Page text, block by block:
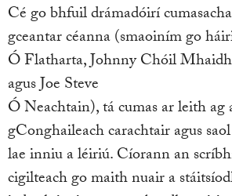
Cé go bhfuil drámadóirí
gceantar céanna (smaoiním go
Ó Flatharta, Johnny Chóil
agus Joe Steve
Ó Neachtain), tá cumas ar leith ag
gConghaileach carachtair agus
lae inniu a léiriú. Cíorann an
cigilteach go maith nuair a